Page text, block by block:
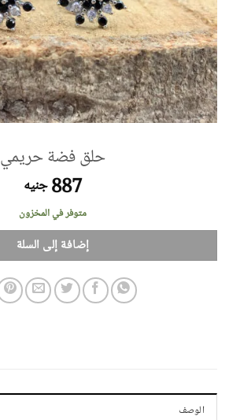
حلق فضة حريمي
887 جنيه
متوفر في المخزون
إضافة إلى السلة
الوصف